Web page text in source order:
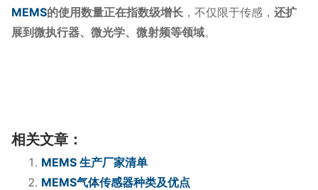
MEMS的使用数量正在指数级增长 ，不仅限于传感， 还扩
展到微执行器、微光学、微射频等领域。
相关文章：
MEMS 生产厂家清单
MEMS气体传感器种类及优点